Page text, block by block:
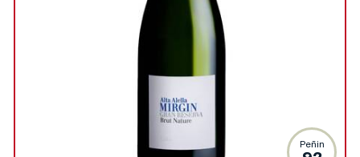
Peñin